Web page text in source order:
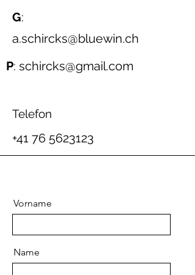
G:
a.schircks@bluewin.ch
P: schircks@gmail.com
Telefon
+41 76 5623123
Vorname
Name